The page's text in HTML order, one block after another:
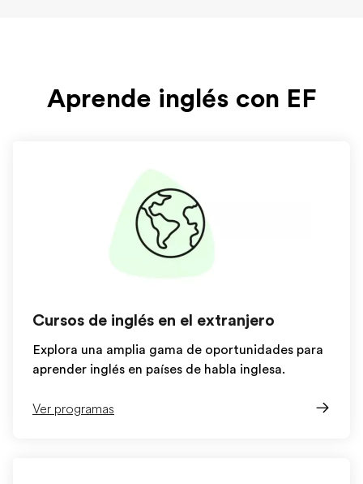
Aprende inglés con EF
Cursos de inglés en el extranjero
Explora una amplia gama de oportunidades para
aprender inglés en países de habla inglesa.
Ver programas